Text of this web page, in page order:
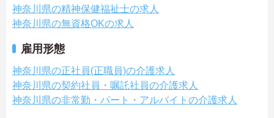
神奈川県の精神保健福祉士の求人
神奈川県の無資格OKの求人
雇用形態
神奈川県の正社員(正職員)の介護求人
神奈川県の契約社員・嘱託社員の介護求人
神奈川県の非常勤・パート・アルバイトの介護求人